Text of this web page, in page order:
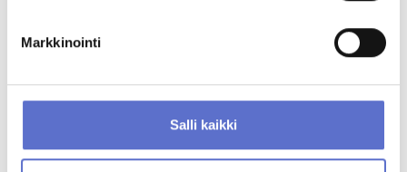
Markkinointi
Salli kaikki